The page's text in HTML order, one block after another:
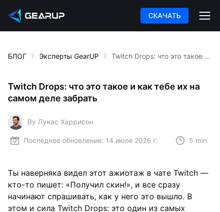
СКАЧАТЬ
БЛОГ Эксперты GearUP Twitch Drops: что это такое и как тебе их на самом деле забрать
Twitch Drops: что это такое и как тебе их на
самом деле забрать
By Лукас Харрисон
Последнее обновление: 14 июля 2026 г. 5 min
Ты наверняка видел этот ажиотаж в чате Twitch —
кто-то пишет: «Получил скин!», и все сразу
начинают спрашивать, как у него это вышло. В
этом и сила Twitch Drops: это один из самых